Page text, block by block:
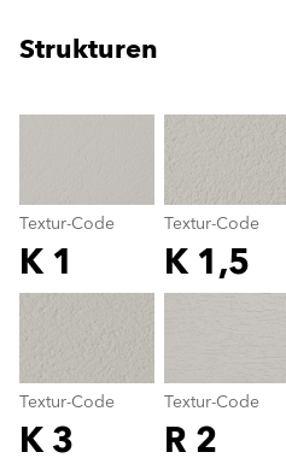
Strukturen
Textur-Code
K 1
Textur-Code
K 1,5
Textur-Code
K 3
Textur-Code
R 2
Textur-Code
color_name